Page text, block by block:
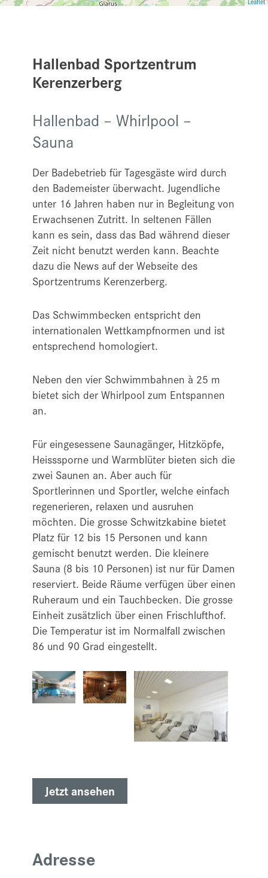
Hallenbad Sportzentrum
Kerenzerberg
Hallenbad – Whirlpool –
Sauna
Der Badebetrieb für Tagesgäste wird durch
den Bademeister überwacht. Jugendliche
unter 16 Jahren haben nur in Begleitung von
Erwachsenen Zutritt. In seltenen Fällen
kann es sein, dass das Bad während dieser
Zeit nicht benutzt werden kann. Beachte
dazu die News auf der Webseite des
Sportzentrums Kerenzerberg.
Das Schwimmbecken entspricht den
internationalen Wettkampfnormen und ist
entsprechend homologiert.
Neben den vier Schwimmbahnen à 25 m
bietet sich der Whirlpool zum Entspannen
an.
Für eingesessene Saunagänger, Hitzköpfe,
Heisssporne und Warmblüter bieten sich die
zwei Saunen an. Aber auch für
Sportlerinnen und Sportler, welche einfach
regenerieren, relaxen und ausruhen
möchten. Die grosse Schwitzkabine bietet
Platz für 12 bis 15 Personen und kann
gemischt benutzt werden. Die kleinere
Sauna (8 bis 10 Personen) ist nur für Damen
reserviert. Beide Räume verfügen über einen
Ruheraum und ein Tauchbecken. Die grosse
Einheit zusätzlich über einen Frischlufthof.
Die Temperatur ist im Normalfall zwischen
86 und 90 Grad eingestellt.
Jetzt ansehen
Adresse